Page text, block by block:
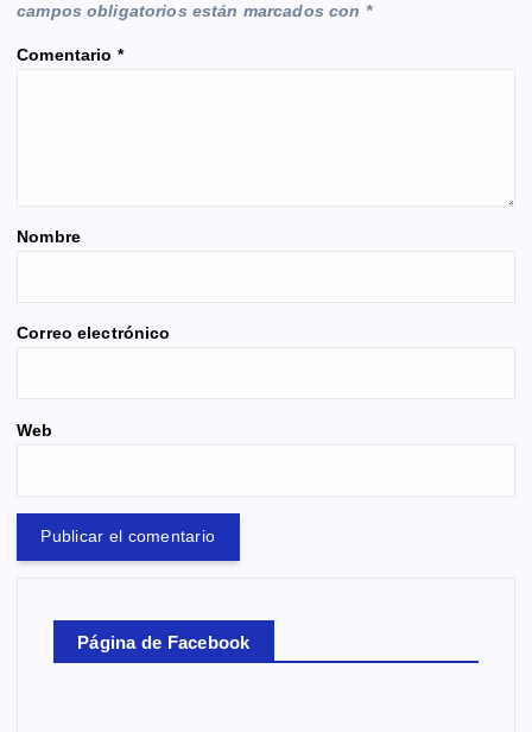
campos obligatorios están marcados con *
Comentario *
Nombre
Correo electrónico
Web
Página de Facebook